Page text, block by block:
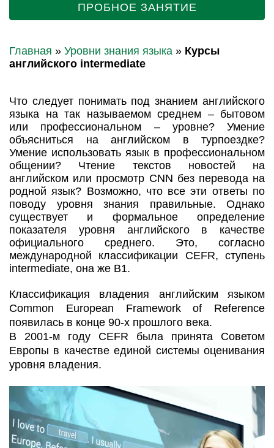
ПРОБНОЕ ЗАНЯТИЕ
Главная » Уровни знания языка » Курсы
английского intermediate
Что следует понимать под знанием английского
языка на так называемом среднем – бытовом
или профессиональном – уровне? Умение
объясниться на английском в турпоездке?
Умение использовать язык в профессиональном
общении? Чтение текстов новостей на
английском или просмотр CNN без перевода на
родной язык? Возможно, что все эти ответы по
поводу уровня знания правильные. Однако
существует и формальное определение
показателя уровня английского в качестве
официального среднего. Это, согласно
международной классификации CEFR, ступень
intermediate, она же В1.
Классификация владения английским языком
Common European Framework of Reference
появилась в конце 90-х прошлого века.
В 2001-м году CEFR была принята Советом
Европы в качестве единой системы оценивания
уровня владения.